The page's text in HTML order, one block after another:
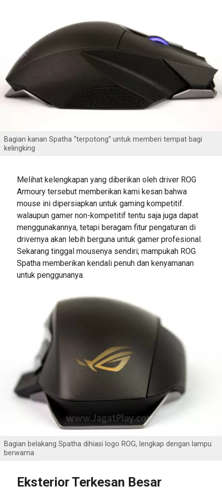
Bagian kanan Spatha “terpotong” untuk memberi tempat bagi
kelingking
Melihat kelengkapan yang diberikan oleh driver ROG
Armoury tersebut memberikan kami kesan bahwa
mouse ini dipersiapkan untuk gaming kompetitif.
walaupun gamer non-kompetitif tentu saja juga dapat
menggunakannya, tetapi beragam fitur pengaturan di
drivernya akan lebih berguna untuk gamer profesional.
Sekarang tinggal mousenya sendiri; mampukah ROG
Spatha memberikan kendali penuh dan kenyamanan
untuk penggunanya.
Bagian belakang Spatha dihiasi logo ROG, lengkap dengan lampu
berwarna
Eksterior Terkesan Besar